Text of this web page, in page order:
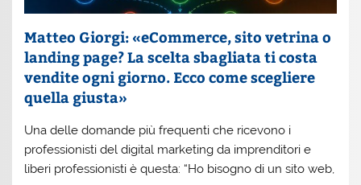
Matteo Giorgi: «eCommerce, sito vetrina o
landing page? La scelta sbagliata ti costa
vendite ogni giorno. Ecco come scegliere
quella giusta»
Una delle domande più frequenti che ricevono i
professionisti del digital marketing da imprenditori e
liberi professionisti è questa: “Ho bisogno di un sito web,